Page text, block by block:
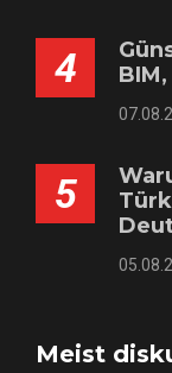
4
5
Meist